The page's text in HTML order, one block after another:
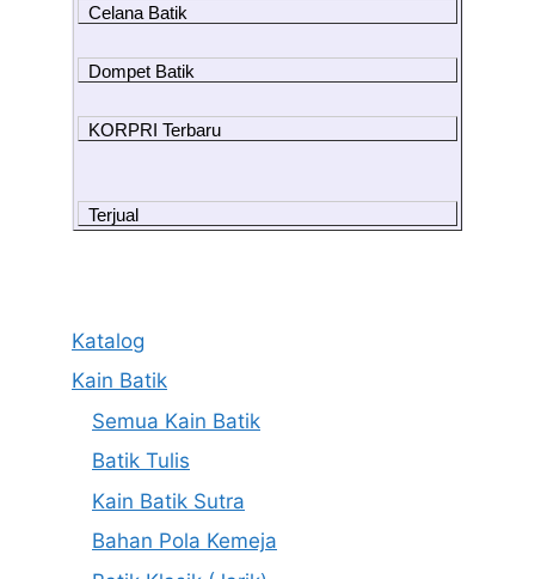
Celana Batik
Dompet Batik
KORPRI Terbaru
Terjual
Katalog
Kain Batik
Semua Kain Batik
Batik Tulis
Kain Batik Sutra
Bahan Pola Kemeja